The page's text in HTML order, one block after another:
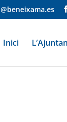
Inici